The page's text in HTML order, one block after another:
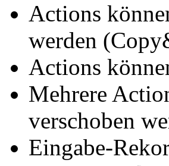
Actions
werden
Actions
Mehrere
verschoben
Eingabe-